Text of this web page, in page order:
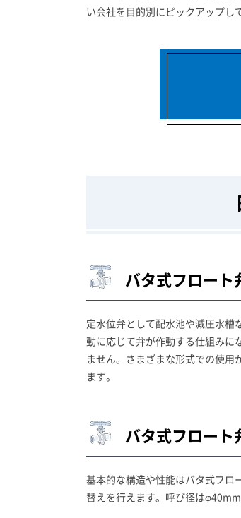
い会社を目的別にピックアップし
バタ式フロート
定水位弁として配水池や減圧水槽
動に応じて弁が作動する仕組みに
ません。さまざまな形式での使
ます。
バタ式フロート
基本的な構造や性能はバタ式フロ
替えを行えます。呼び径はφ40mm